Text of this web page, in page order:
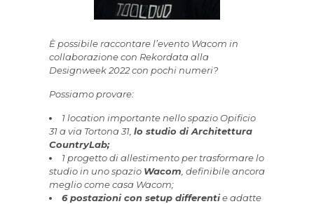
È possibile raccontare l’evento Wacom in
collaborazione con Rekordata alla
Designweek 2022 con pochi numeri?
Possiamo provare:
1 location importante nello spazio Opificio
31 a via Tortona 31, lo studio di Architettura
CountryLab;
1 progetto di allestimento per trasformare lo
studio in uno spazio Wacom , definibile ancora
meglio come casa Wacom;
6 postazioni con setup differentie adatte